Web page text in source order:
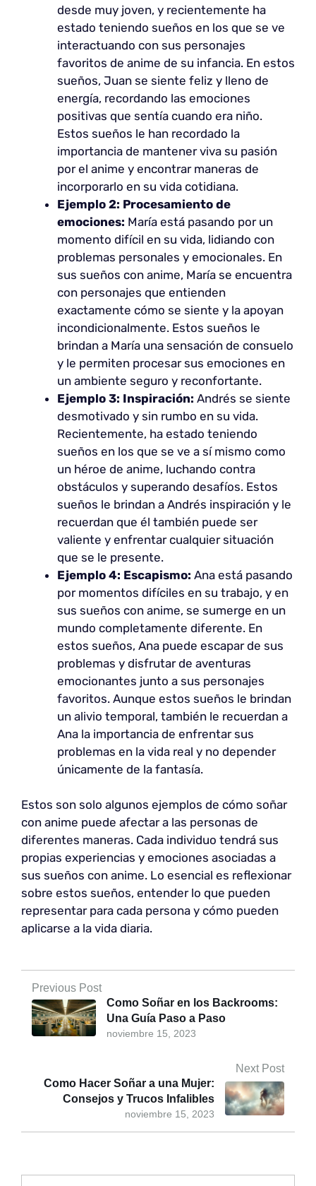
desde muy joven, y recientemente ha
estado teniendo sueños en los que se ve
interactuando con sus personajes
favoritos de anime de su infancia. En estos
sueños, Juan se siente feliz y lleno de
energía, recordando las emociones
positivas que sentía cuando era niño.
Estos sueños le han recordado la
importancia de mantener viva su pasión
por el anime y encontrar maneras de
incorporarlo en su vida cotidiana.
Ejemplo 2: Procesamiento de
emociones: María está pasando por un
momento difícil en su vida, lidiando con
problemas personales y emocionales. En
sus sueños con anime, María se encuentra
con personajes que entienden
exactamente cómo se siente y la apoyan
incondicionalmente. Estos sueños le
brindan a María una sensación de consuelo
y le permiten procesar sus emociones en
un ambiente seguro y reconfortante.
Ejemplo 3: Inspiración: Andrés se siente
desmotivado y sin rumbo en su vida.
Recientemente, ha estado teniendo
sueños en los que se ve a sí mismo como
un héroe de anime, luchando contra
obstáculos y superando desafíos. Estos
sueños le brindan a Andrés inspiración y le
recuerdan que él también puede ser
valiente y enfrentar cualquier situación
que se le presente.
Ejemplo 4: Escapismo: Ana está pasando
por momentos difíciles en su trabajo, y en
sus sueños con anime, se sumerge en un
mundo completamente diferente. En
estos sueños, Ana puede escapar de sus
problemas y disfrutar de aventuras
emocionantes junto a sus personajes
favoritos. Aunque estos sueños le brindan
un alivio temporal, también le recuerdan a
Ana la importancia de enfrentar sus
problemas en la vida real y no depender
únicamente de la fantasía.
Estos son solo algunos ejemplos de cómo soñar
con anime puede afectar a las personas de
diferentes maneras. Cada individuo tendrá sus
propias experiencias y emociones asociadas a
sus sueños con anime. Lo esencial es reflexionar
sobre estos sueños, entender lo que pueden
representar para cada persona y cómo pueden
aplicarse a la vida diaria.
Previous Post
noviembre 15, 2023
Como Soñar en los Backrooms:
Una Guía Paso a Paso
Next Post
noviembre 15, 2023
Como Hacer Soñar a una Mujer:
Consejos y Trucos Infalibles